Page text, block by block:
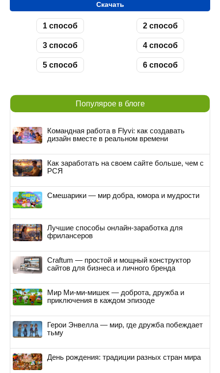
Скачать
1 способ 2 способ
3 способ 4 способ
5 способ 6 способ
Популярое в блоге
Командная работа в Flyvi: как создавать
дизайн вместе в реальном времени
Как заработать на своем сайте больше, чем с
РСЯ
Смешарики — мир добра, юмора и мудрости
Лучшие способы онлайн-заработка для
фрилансеров
Craftum — простой и мощный конструктор
сайтов для бизнеса и личного бренда
Мир Ми-ми-мишек — доброта, дружба и
приключения в каждом эпизоде
Герои Энвелла — мир, где дружба побеждает
тьму
День рождения: традиции разных стран мира